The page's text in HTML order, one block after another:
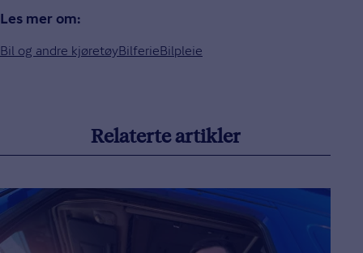
Les mer om:
Bil og andre kjøretøyBilferieBilpleie
Relaterte artikler